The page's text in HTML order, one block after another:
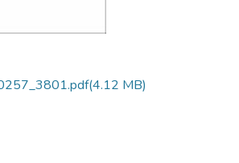
(4.12 MB)